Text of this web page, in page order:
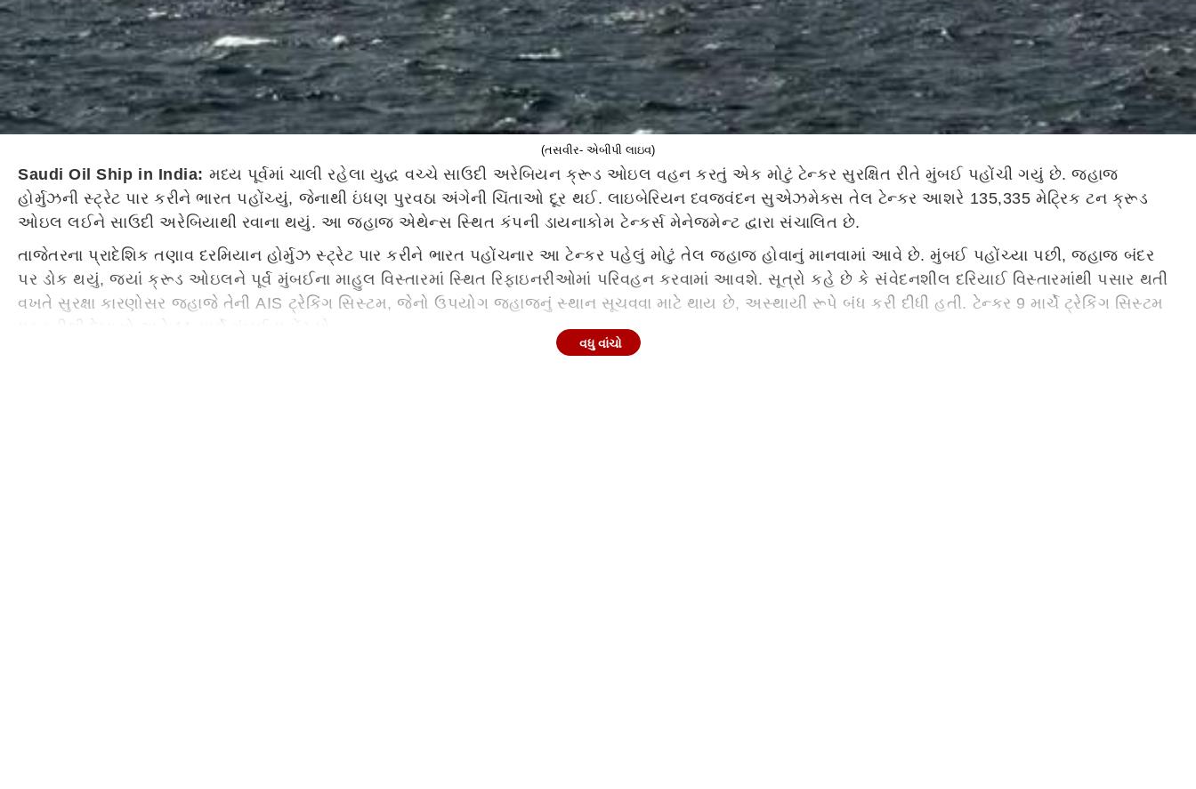
(તસવીર- એબીપી લાઇવ)
Saudi Oil Ship in India: મધ્ય પૂર્વમાં ચાલી રહેલા યુદ્ધ વચ્ચે સાઉદી અરેબિયન ક્રૂડ ઓઇલ વહન કરતું એક મોટું ટેન્કર સુરક્ષિત રીતે મુંબઈ પહોંચી ગયું છે. જહાજ
હોર્મુઝની સ્ટ્રેટ પાર કરીને ભારત પહોંચ્યું, જેનાથી ઇંધણ પુરવઠા અંગેની ચિંતાઓ દૂર થઈ. લાઇબેરિયન ધ્વજવંદન સુએઝમેક્સ તેલ ટેન્કર આશરે 135,335 મેટ્રિક ટન ક્રૂડ
ઓઇલ લઈને સાઉદી અરેબિયાથી રવાના થયું. આ જહાજ એથેન્સ સ્થિત કંપની ડાયનાકોમ ટેન્કર્સ મેનેજમેન્ટ દ્વારા સંચાલિત છે.
તાજેતરના પ્રાદેશિક તણાવ દરમિયાન હોર્મુઝ સ્ટ્રેટ પાર કરીને ભારત પહોંચનાર આ ટેન્કર પહેલું મોટું તેલ જહાજ હોવાનું માનવામાં આવે છે. મુંબઈ પહોંચ્યા પછી, જહાજ બંદર
પર ડોક થયું, જ્યાં ક્રૂડ ઓઇલને પૂર્વ મુંબઈના માહુલ વિસ્તારમાં સ્થિત રિફાઇનરીઓમાં પરિવહન કરવામાં આવશે. સૂત્રો કહે છે કે સંવેદનશીલ દરિયાઈ વિસ્તારમાંથી પસાર થતી
વખતે સુરક્ષા કારણોસર જહાજે તેની AIS ટ્રેકિંગ સિસ્ટમ, જેનો ઉપયોગ જહાજનું સ્થાન સૂચવવા માટે થાય છે, અસ્થાયી રૂપે બંધ કરી દીધી હતી. ટેન્કર 9 માર્ચે ટ્રેકિંગ સિસ્ટમ
વધુ વાંચો